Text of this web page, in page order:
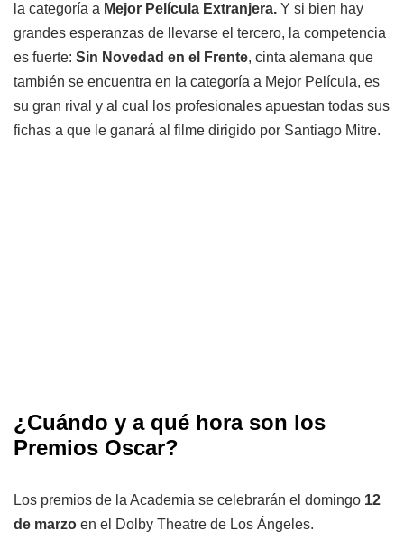
la categoría a Mejor Película Extranjera. Y si bien hay
grandes esperanzas de llevarse el tercero, la competencia
es fuerte: Sin Novedad en el Frente, cinta alemana que
también se encuentra en la categoría a Mejor Película, es
su gran rival y al cual los profesionales apuestan todas sus
fichas a que le ganará al filme dirigido por Santiago Mitre.
¿Cuándo y a qué hora son los
Premios Oscar?
Los premios de la Academia se celebrarán el domingo 12
de marzo en el Dolby Theatre de Los Ángeles.